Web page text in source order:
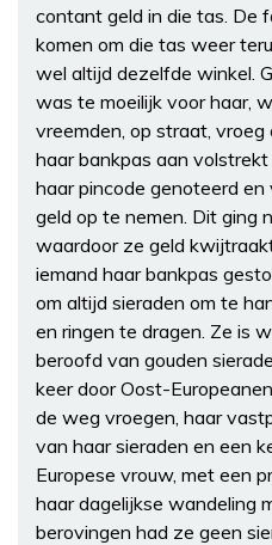
contant geld in die tas. De
komen om die tas weer
wel altijd dezelfde winkel.
was te moeilijk voor haar,
vreemden, op straat,
haar bankpas aan
haar pincode genoteerd
geld op te nemen. Dit ging
waardoor ze geld
iemand haar bankpas
om altijd sieraden om te
en ringen te dragen. Ze is
beroofd van gouden
keer door Oost-
de weg vroegen, haar
van haar sieraden en een
Europese vrouw, met een
haar dagelijkse wandeling
berovingen had ze geen